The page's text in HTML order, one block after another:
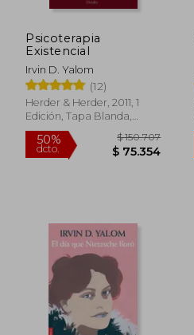
40%
dcto. $ 33.835
Psicoterapia
Existencial
Irvin D. Yalom
(12)
Herder & Herder, 2011, 1
Edición, Tapa Blanda,
Nuevo